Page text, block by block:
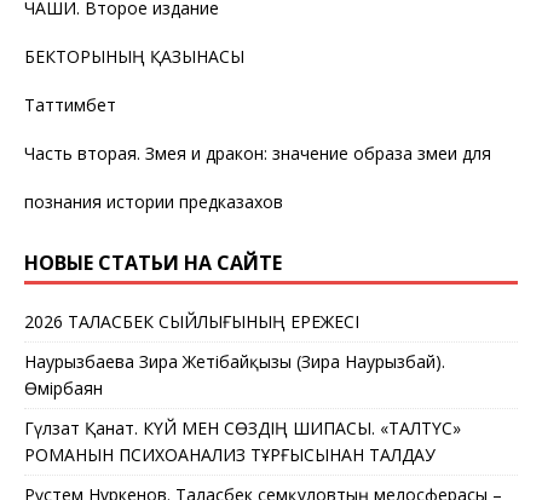
ЧАШИ. Второе издание
БЕКТОРЫНЫҢ ҚАЗЫНАСЫ
Таттимбет
Часть вторая. Змея и дракон: значение образа змеи для
познания истории предказахов
НОВЫЕ СТАТЬИ НА САЙТЕ
2026 ТАЛАСБЕК СЫЙЛЫҒЫНЫҢ ЕРЕЖЕСІ
Наурызбаева Зира Жетібайқызы (Зира Наурызбай).
Өмірбаян
Гүлзат Қанат. КҮЙ МЕН СӨЗДІҢ ШИПАСЫ. «ТАЛТҮС»
РОМАНЫН ПСИХОАНАЛИЗ ТҰРҒЫСЫНАН ТАЛДАУ
Рүстем Нұркенов. Таласбек Әсемқұловтың мелосферасы –